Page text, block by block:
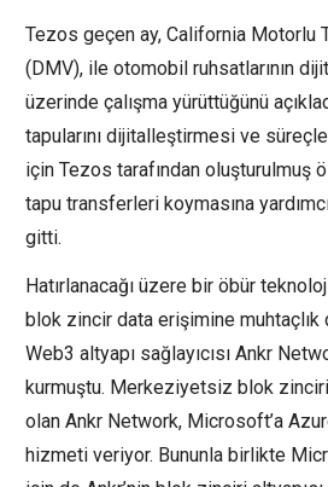
Tezos geçen ay, California Motorlu
(DMV), ile otomobil ruhsatlarının
üzerinde çalışma yürüttüğünü
tapularını dijitalleştirmesi ve
için Tezos tarafından oluşturulmuş
tapu transferleri koymasına
gitti.
Hatırlanacağı üzere bir öbür
blok zincir data erişimine
Web3 altyapı sağlayıcısı Ankr
kurmuştu. Merkeziyetsiz blok zinciri
olan Ankr Network, Microsoft’a
hizmeti veriyor. Bununla birlikte